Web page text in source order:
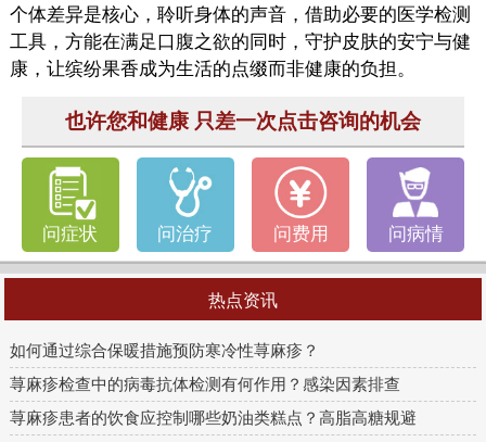
个体差异是核心，聆听身体的声音，借助必要的医学检测
工具，方能在满足口腹之欲的同时，守护皮肤的安宁与健
康，让缤纷果香成为生活的点缀而非健康的负担。
也许您和健康 只差一次点击咨询的机会
问症状 问治疗 问费用 问病情
热点资讯
如何通过综合保暖措施预防寒冷性荨麻疹？
荨麻疹检查中的病毒抗体检测有何作用？感染因素排查
荨麻疹患者的饮食应控制哪些奶油类糕点？高脂高糖规避